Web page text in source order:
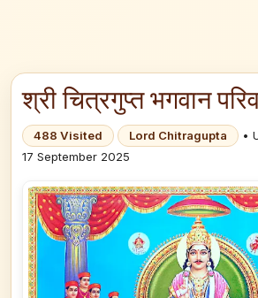
श्री चित्रगुप्त भगवान
488 Visited Lord Chitragupta
•
17 September 2025